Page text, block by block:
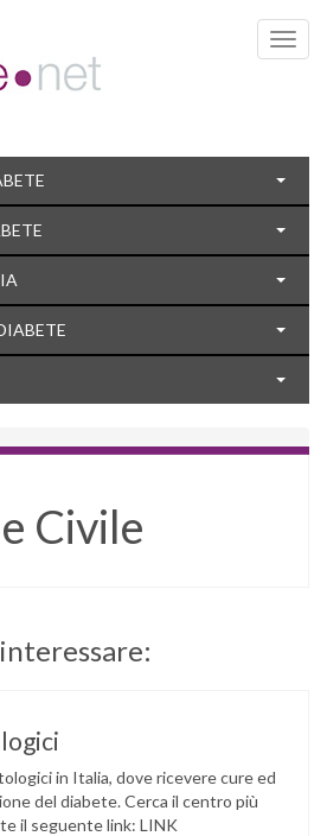
Toggle
Civile
in Italia, dove ricevere cure ed
del diabete. Cerca il centro più
il seguente link: LINK